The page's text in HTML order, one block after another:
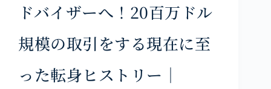
ドバイザーへ！20百万ドル
規模の取引をする現在に至
った転身ヒストリー｜